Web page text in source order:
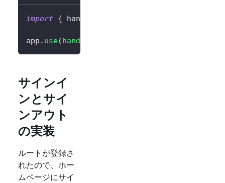
import { handleAuthRoutes
app . use(handleAuthRoutes
サインイ
ンとサイ
ンアウト
の実装
ルートが登録さ
れたので、ホー
ムページにサイ